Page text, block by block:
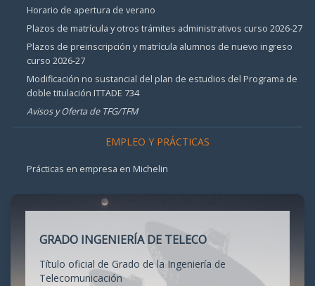
Horario de apertura de verano
Plazos de matrícula y otros trámites administrativos curso 2026-27
Plazos de preinscripción y matrícula alumnos de nuevo ingreso
curso 2026-27
Modificación no sustancial del plan de estudios del Programa de
doble titulación ITTADE 734
Avisos y Oferta de TFG/TFM
EMPLEO Y PRÁCTICAS
Prácticas en empresa en Michelin
GRADO INGENIERÍA DE TELECO
Título oficial de Grado de la Ingeniería de
Telecomunicación